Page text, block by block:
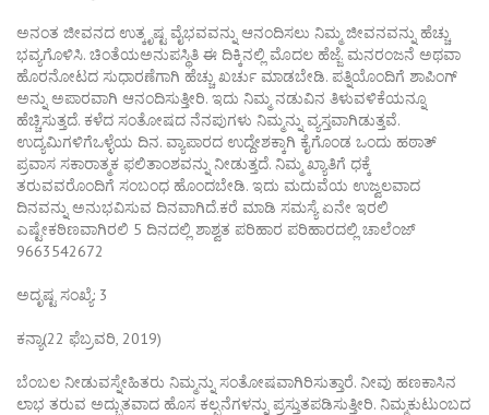
ಅನಂತ ಜೀವನದ ಉತ್ಕೃಷ್ಟ ವೈಭವವನ್ನು ಆನಂದಿಸಲು ನಿಮ್ಮ ಜೀವನವನ್ನು ಹೆಚ್ಚು
ಭವ್ಯಗೊಳಿಸಿ. ಚಿಂತೆಯಅನುಪಸ್ಥಿತಿ ಈ ದಿಕ್ಕಿನಲ್ಲಿ ಮೊದಲ ಹೆಜ್ಜೆ. ಮನರಂಜನೆ ಅಥವಾ
ಹೊರನೋಟದ ಸುಧಾರಣೆಗಾಗಿ ಹೆಚ್ಚು ಖರ್ಚು ಮಾಡಬೇಡಿ. ಪತ್ನಿಯೊಂದಿಗೆ ಶಾಪಿಂಗ್
ಅನ್ನು ಅಪಾರವಾಗಿ ಆನಂದಿಸುತ್ತೀರಿ. ಇದು ನಿಮ್ಮ ನಡುವಿನ ತಿಳುವಳಿಕೆಯನ್ನೂ
ಹೆಚ್ಚಿಸುತ್ತದೆ. ಕಳೆದ ಸಂತೋಷದ ನೆನಪುಗಳು ನಿಮ್ಮನ್ನು ವ್ಯಸ್ತವಾಗಿಡುತ್ತವೆ.
ಉದ್ಯಮಿಗಳಿಗೆಒಳ್ಳೆಯ ದಿನ. ವ್ಯಾಪಾರದ ಉದ್ದೇಶಕ್ಕಾಗಿ ಕೈಗೊಂಡ ಒಂದು ಹಠಾತ್
ಪ್ರವಾಸ ಸಕಾರಾತ್ಮಕ ಫಲಿತಾಂಶವನ್ನು ನೀಡುತ್ತದೆ. ನಿಮ್ಮ ಖ್ಯಾತಿಗೆ ಧಕ್ಕೆ
ತರುವವರೊಂದಿಗೆ ಸಂಬಂಧ ಹೊಂದಬೇಡಿ. ಇದು ಮದುವೆಯ ಉಜ್ವಲವಾದ
ದಿನವನ್ನು ಅನುಭವಿಸುವ ದಿನವಾಗಿದೆ.ಕರೆ ಮಾಡಿ ಸಮಸ್ಯೆ ಏನೇ ಇರಲಿ
ಎಷ್ಟೇಕಠಿಣವಾಗಿರಲಿ 5 ದಿನದಲ್ಲಿ ಶಾಶ್ವತ ಪರಿಹಾರ ಪರಿಹಾರದಲ್ಲಿ ಚಾಲೆಂಜ್
9663542672
ಅದೃಷ್ಟ ಸಂಖ್ಯೆ: 3
ಕನ್ಯಾ(22 ಫೆಬ್ರವರಿ, 2019)
ಬೆಂಬಲ ನೀಡುವಸ್ನೇಹಿತರು ನಿಮ್ಮನ್ನು ಸಂತೋಷವಾಗಿರಿಸುತ್ತಾರೆ. ನೀವು ಹಣಕಾಸಿನ
ಲಾಭ ತರುವ ಅದ್ಭುತವಾದ ಹೊಸ ಕಲ್ಪನೆಗಳನ್ನು ಪ್ರಸ್ತುತಪಡಿಸುತ್ತೀರಿ. ನಿಮ್ಮಕುಟುಂಬದ